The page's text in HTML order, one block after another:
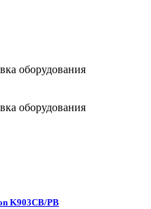
оборудования
оборудования
K903CB/PB